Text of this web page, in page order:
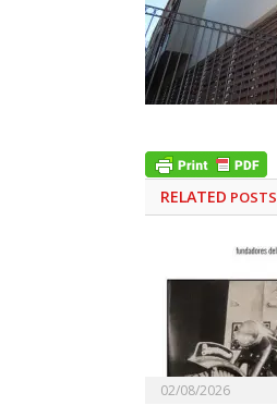
RELATED POSTS
02/08/2026